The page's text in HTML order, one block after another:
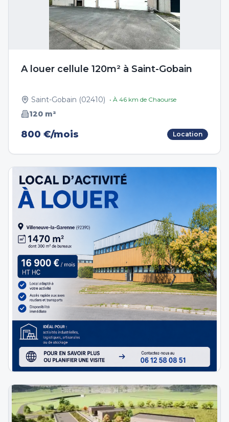
A louer cellule 120m² à Saint-Gobain
Saint-Gobain (02410) • À 46 km de Chaourse
120 m²
800 €/mois Location